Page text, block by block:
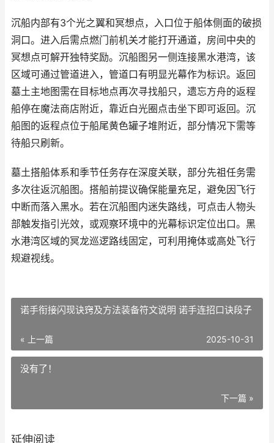
沉船内部有3个光之翼和冥想点，入口位于船体侧面的破损
洞口。进入后需点燃门前机关才能打开通道，房间中央的
冥想点可解开独特奖励。沉船图另一侧连接黑水港湾，该
区域可通过管道进入，管道口有明显光幕作为标识。返回
墓土主地图需在目标地点再次寻找船只，遗忘方舟的返程
船停在魔法商店附近，靠近白光圈点击坐下即可返回。沉
船图的返程点位于船尾黄色罐子堆附近，部分情况下需等
待船只刷新。
墓土搭船体系和季节任务存在深度关联，部分先祖任务需
多次往返沉船图。搭船前提议确保能量充足，避免因飞行
中断而落入黑水。若在沉船图内迷失路线，可点击人物头
部触发指引光效，或观察环境中的光幕标识定位出口。黑
水港湾区域的冥龙巡逻路线固定，可利用掩体或高处飞行
规避视线。
诺手衔接闪现诀窍及方法装备符文说明 诺手连招口诀段子
« 上一篇 2025-10-31
没有了！
下一篇 »
延伸阅读